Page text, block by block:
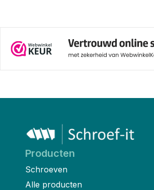
Producten
Schroeven
Alle producten